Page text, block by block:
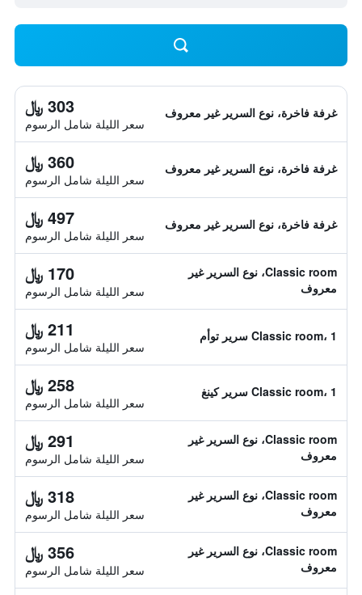
غرفة فاخرة، نوع السرير غير معروف 303 ﷼
سعر الليلة شامل الرسوم
غرفة فاخرة، نوع السرير غير معروف 360 ﷼
سعر الليلة شامل الرسوم
غرفة فاخرة، نوع السرير غير معروف 497 ﷼
سعر الليلة شامل الرسوم
Classic room، نوع السرير غير
معروف
170 ﷼
سعر الليلة شامل الرسوم
Classic room، 1 سرير توأم 211 ﷼
سعر الليلة شامل الرسوم
Classic room، 1 سرير كينغ 258 ﷼
سعر الليلة شامل الرسوم
Classic room، نوع السرير غير
معروف
291 ﷼
سعر الليلة شامل الرسوم
Classic room، نوع السرير غير
معروف
318 ﷼
سعر الليلة شامل الرسوم
Classic room، نوع السرير غير
معروف
356 ﷼
سعر الليلة شامل الرسوم